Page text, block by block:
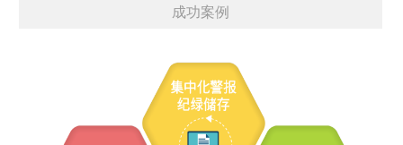
成功案例